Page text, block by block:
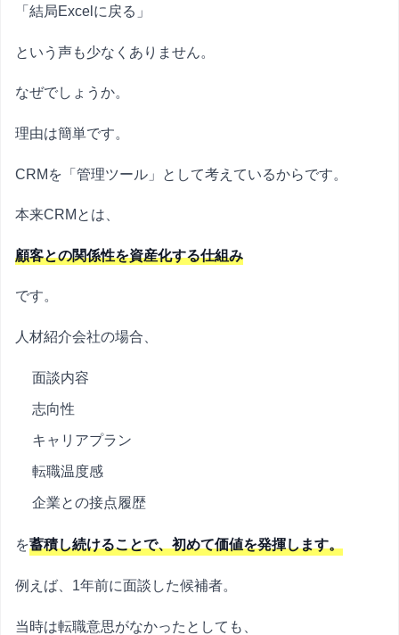
「結局Excelに戻る」
という声も少なくありません。
なぜでしょうか。
理由は簡単です。
CRMを「管理ツール」として考えているからです。
本来CRMとは、
顧客との関係性を資産化する仕組み
です。
人材紹介会社の場合、
面談内容
志向性
キャリアプラン
転職温度感
企業との接点履歴
を蓄積し続けることで、初めて価値を発揮します。
例えば、1年前に面談した候補者。
当時は転職意思がなかったとしても、